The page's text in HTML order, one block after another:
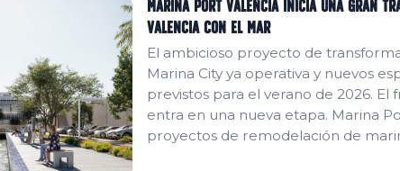
Marina Port Valencia inicia una gran
Valencia con el mar
El ambicioso proyecto de
Marina City ya operativa y nuevos
previstos para el verano de 2026.
entra en una nueva etapa. Marina
proyectos de remodelación de